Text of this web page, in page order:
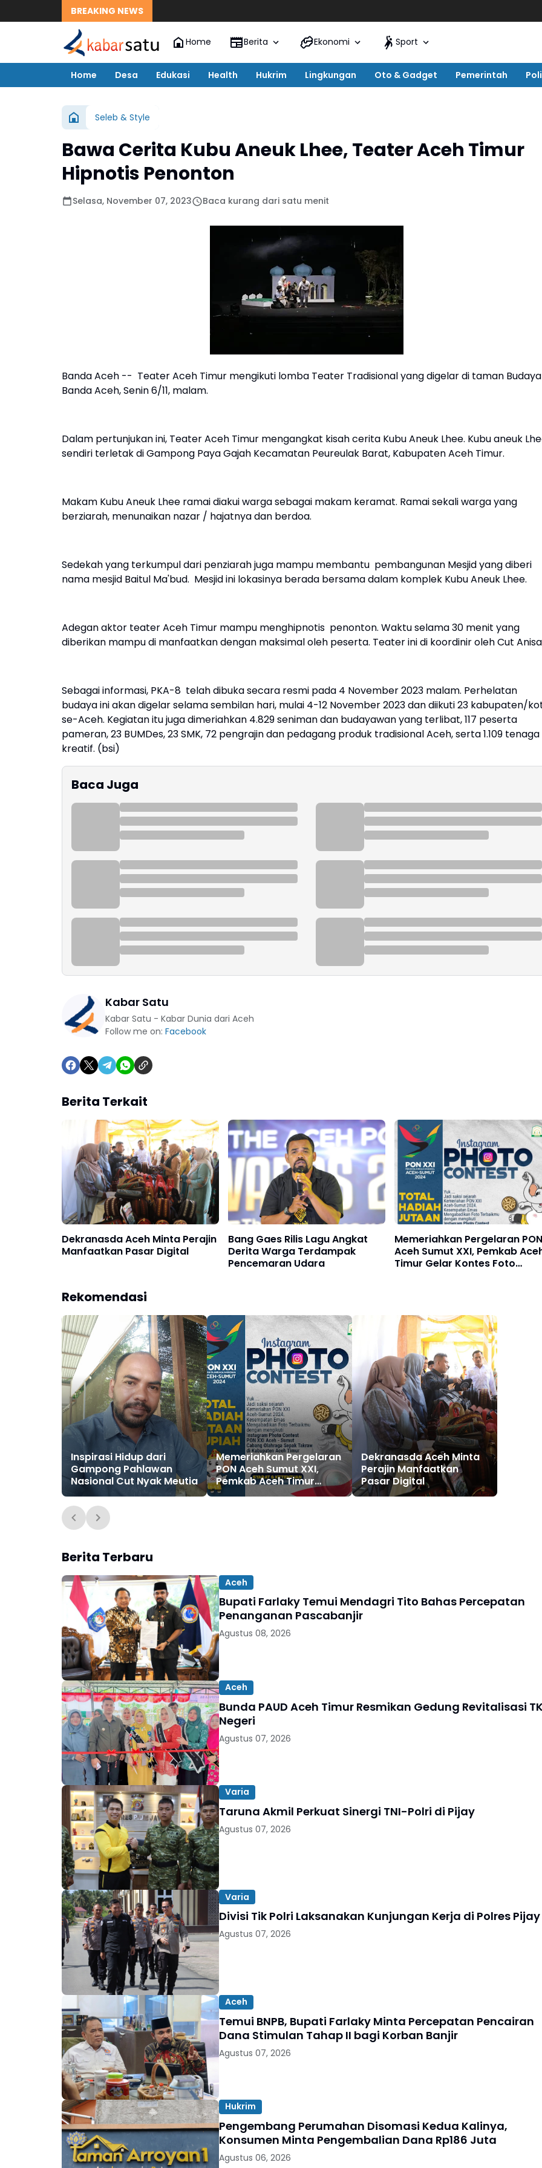
BREAKING NEWS
Home Berita Ekonomi Sport
Home Desa Edukasi Health Hukrim Lingkungan Oto & Gadget Pemerintah
Seleb & Style
Bawa Cerita Kubu Aneuk Lhee, Teater Aceh Timur
Hipnotis Penonton
Selasa, November 07, 2023 Baca kurang dari satu menit
Banda Aceh -- Teater Aceh Timur mengikuti lomba Teater Tradisional yang digelar di taman Budaya
Banda Aceh, Senin 6/11, malam.
Dalam pertunjukan ini, Teater Aceh Timur mengangkat kisah cerita Kubu Aneuk Lhee. Kubu aneuk
sendiri terletak di Gampong Paya Gajah Kecamatan Peureulak Barat, Kabupaten Aceh Timur.
Makam Kubu Aneuk Lhee ramai diakui warga sebagai makam keramat. Ramai sekali warga yang
berziarah, menunaikan nazar / hajatnya dan berdoa.
Sedekah yang terkumpul dari penziarah juga mampu membantu pembangunan Mesjid yang diberi
nama mesjid Baitul Ma'bud. Mesjid ini lokasinya berada bersama dalam komplek Kubu Aneuk Lhee.
Adegan aktor teater Aceh Timur mampu menghipnotis penonton. Waktu selama 30 menit yang
diberikan mampu di manfaatkan dengan maksimal oleh peserta. Teater ini di koordinir oleh Cut
Sebagai informasi, PKA-8 telah dibuka secara resmi pada 4 November 2023 malam. Perhelatan
budaya ini akan digelar selama sembilan hari, mulai 4-12 November 2023 dan diikuti 23 kabupaten/
se-Aceh. Kegiatan itu juga dimeriahkan 4.829 seniman dan budayawan yang terlibat, 117 peserta
pameran, 23 BUMDes, 23 SMK, 72 pengrajin dan pedagang produk tradisional Aceh, serta 1.109 tenaga
kreatif. (bsi)
Baca Juga
Kabar Satu
Kabar Satu - Kabar Dunia dari Aceh
Follow me on: Facebook
Berita Terkait
Dekranasda Aceh Minta Perajin
Manfaatkan Pasar Digital
Bang Gaes Rilis Lagu Angkat
Derita Warga Terdampak
Pencemaran Udara
Memeriahkan Pergelaran PON
Aceh Sumut XXI, Pemkab
Timur Gelar Kontes Foto
Rekomendasi
Inspirasi Hidup dari
Gampong Pahlawan
Nasional Cut Nyak Meutia
Memeriahkan Pergelaran
PON Aceh Sumut XXI,
Pemkab Aceh Timur
Gelar Kontes Foto
Dekranasda Aceh Minta
Perajin Manfaatkan
Pasar Digital
Berita Terbaru
Aceh
Bupati Farlaky Temui Mendagri Tito Bahas Percepatan
Penanganan Pascabanjir
Agustus 08, 2026
Aceh
Bunda PAUD Aceh Timur Resmikan Gedung Revitalisasi
Negeri
Agustus 07, 2026
Varia
Taruna Akmil Perkuat Sinergi TNI-Polri di Pijay
Agustus 07, 2026
Varia
Divisi Tik Polri Laksanakan Kunjungan Kerja di Polres Pijay
Agustus 07, 2026
Aceh
Temui BNPB, Bupati Farlaky Minta Percepatan Pencairan
Dana Stimulan Tahap II bagi Korban Banjir
Agustus 07, 2026
Hukrim
Pengembang Perumahan Disomasi Kedua Kalinya,
Konsumen Minta Pengembalian Dana Rp186 Juta
Agustus 06, 2026